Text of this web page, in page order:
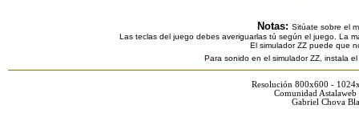
Notas: Sitúate sobre el
Las teclas del juego debes averiguarlas tú según el juego. La
El simulador ZZ puede que
Para sonido en el simulador ZZ, instala
Resolución 800x600 -
Comunidad
Gabriel Chova